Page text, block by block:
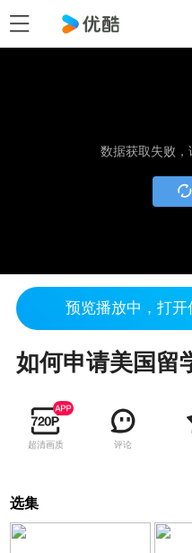
数据获取失败
预览播放中，打开
如何申请美国留
超清画质 评论
选集